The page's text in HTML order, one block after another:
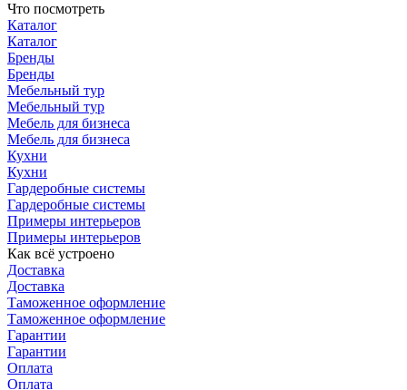
Что посмотреть
Каталог
Каталог
Бренды
Бренды
Мебельный тур
Мебельный тур
Мебель для бизнеса
Мебель для бизнеса
Кухни
Кухни
Гардеробные системы
Гардеробные системы
Примеры интерьеров
Примеры интерьеров
Как всё устроено
Доставка
Доставка
Таможенное оформление
Таможенное оформление
Гарантии
Гарантии
Оплата
Оплата